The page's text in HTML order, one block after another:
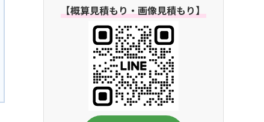
【概算見積もり・画像見積もり】